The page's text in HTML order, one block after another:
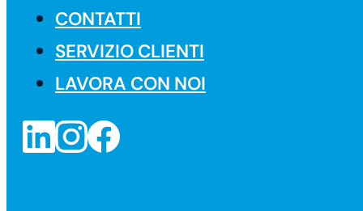
CONTATTI
SERVIZIO CLIENTI
LAVORA CON NOI